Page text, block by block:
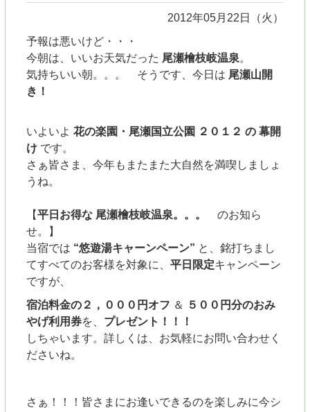
2012年05月22日（火）
予報は悪いけど・・・
今朝は、いいお天気だった 尾瀬檜枝岐温泉。
気持ちいい朝。。。 そうです、今日は 尾瀬山開
き！
いよいよ 花の楽園・尾瀬国立公園 ２０１２ の 幕開
け です。
さぁ皆さま、今年もまたまた大自然を満喫しましょ
うね。
【平日お得な 尾瀬檜枝岐温泉。。。
のお知ら
せ。
】
当宿では “悠遊湯キャーンペーン” と、銘打ちまし
てすべてのお客様を対象に、 平日限定キャンペーン
ですが、
宿泊料金の２，０００円オフ ＆
５００円分のおみ
やげ利用券を、 プレゼント！！！
しちゃいます。詳しくは、お気軽にお問い合わせく
ださいね。
さぁ！！！ 皆さまにお逢いできるのを楽しみに今シ